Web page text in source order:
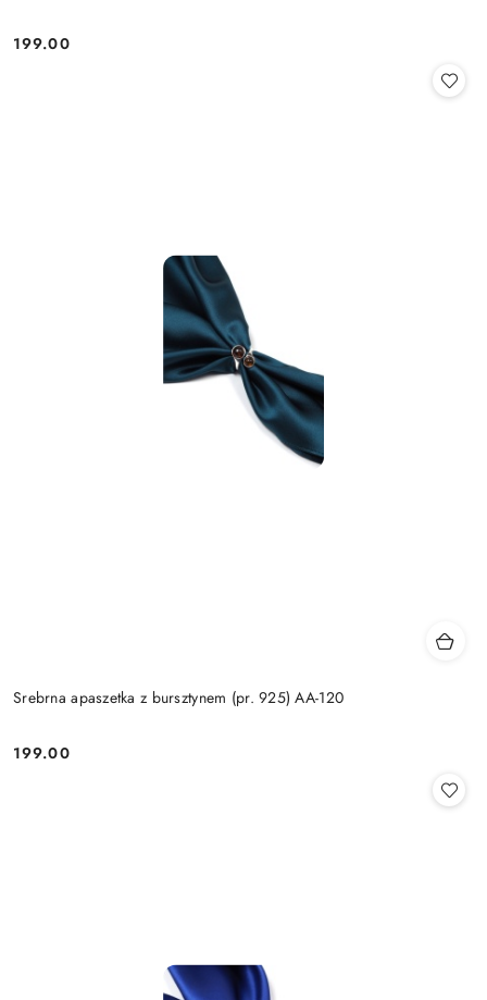
Cena:
199.00
Srebrna apaszetka z bursztynem (pr. 925) AA-120
Cena:
199.00